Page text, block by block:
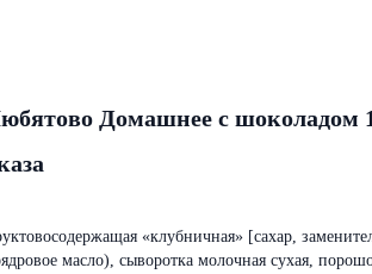
Домашнее с шоколадом
«клубничная» [сахар,
масло), сыворотка молочная сухая,